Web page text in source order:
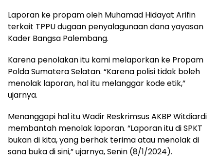
Laporan ke propam oleh Muhamad Hidayat Arifin
terkait TPPU dugaan penyalagunaan dana yayasan
Kader Bangsa Palembang.
Karena penolakan itu kami melaporkan ke Propam
Polda Sumatera Selatan. “Karena polisi tidak boleh
menolak laporan, hal itu melanggar kode etik,”
ujarnya.
Menanggapi hal itu Wadir Reskrimsus AKBP Witdiardi
membantah menolak laporan. “Laporan itu di SPKT
bukan di kita, yang berhak terima atau menolak di
sana buka di sini,” ujarnya, Senin (8/1/2024).